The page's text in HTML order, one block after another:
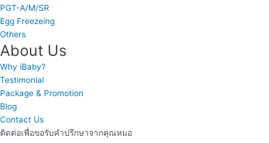
PGT-A/M/SR
Egg Freezeing
Others
About Us
Why iBaby?
Testimonial
Package & Promotion
Blog
Contact Us
ติดต่อเพื่อขอรับคำปรึกษาจากคุณหมอ